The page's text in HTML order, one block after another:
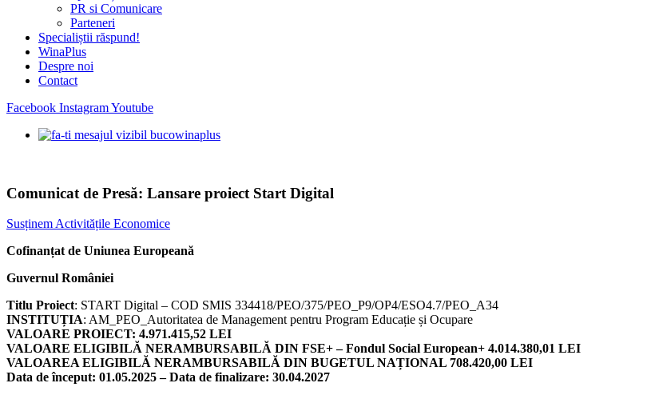
PR si Comunicare
Parteneri
Specialiștii răspund!
WinaPlus
Despre noi
Contact
Facebook InstagramYoutube
Comunicat de Presă: Lansare proiect Start Digital
Susținem Activitățile Economice
Cofinanțat de Uniunea Europeană
Guvernul României
Titlu Proiect: START Digital – COD SMIS 334418/PEO/375/PEO_P9/OP4/ESO4.7/PEO_A34
INSTITUȚIA: AM_PEO_Autoritatea de Management pentru Program Educație și Ocupare
VALOARE PROIECT: 4.971.415,52 LEI
VALOARE ELIGIBILĂ NERAMBURSABILĂ DIN FSE+ – Fondul Social European+ 4.014.380,01 LEI
VALOAREA ELIGIBILĂ NERAMBURSABILĂ DIN BUGETUL NAȚIONAL 708.420,00 LEI
Data de început: 01.05.2025 – Data de finalizare: 30.04.2027